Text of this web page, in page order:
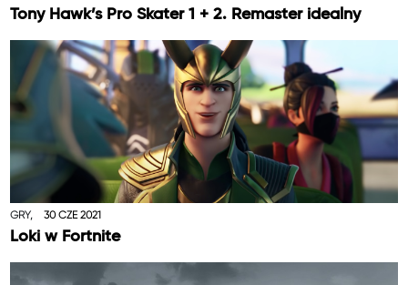
Tony Hawk’s Pro Skater 1 + 2. Remaster idealny
GRY, 30 CZE 2021
Loki w Fortnite